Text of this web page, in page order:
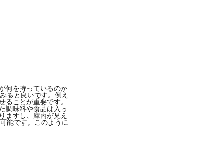
何を持っているのか
ると良いです。例え
ることが重要です。
調味料や食品は入っ
ますし、庫内が見え
能です。このように